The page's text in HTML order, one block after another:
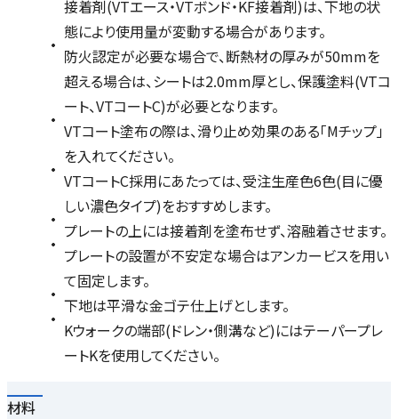
接着剤(VTエース・VTボンド・KF接着剤)は、下地の状
態により使用量が変動する場合があります。
防火認定が必要な場合で、断熱材の厚みが50mmを
超える場合は、シートは2.0mm厚とし、保護塗料(VTコ
ート、VTコートC)が必要となります。
VTコート塗布の際は、滑り止め効果のある「Mチップ」
を入れてください。
VTコートC採用にあたっては、受注生産色6色(目に優
しい濃色タイプ)をおすすめします。
プレートの上には接着剤を塗布せず、溶融着させます。
プレートの設置が不安定な場合はアンカービスを用い
て固定します。
下地は平滑な金ゴテ仕上げとします。
Kウォークの端部(ドレン・側溝など)にはテーパープレ
ートKを使用してください。
材料